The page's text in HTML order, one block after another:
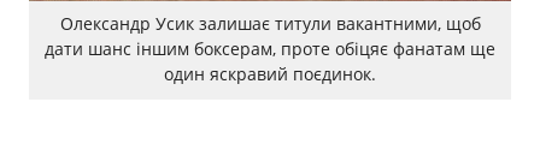
Олександр Усик залишає титули вакантними, щоб
дати шанс іншим боксерам, проте обіцяє фанатам ще
один яскравий поєдинок.